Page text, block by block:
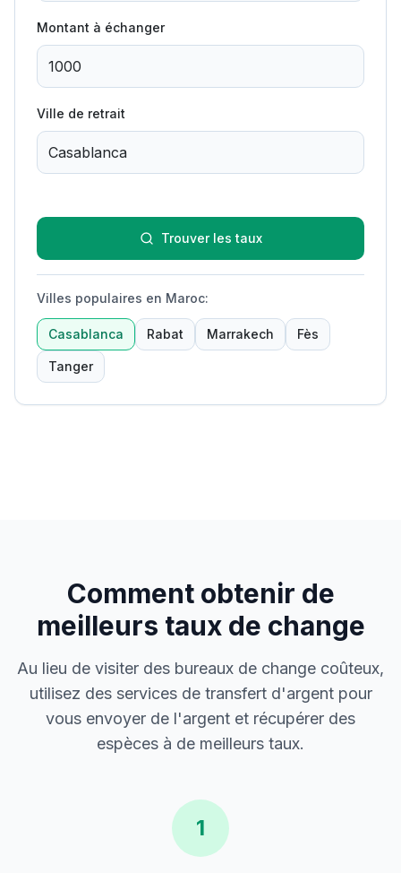
Montant à échanger
Ville de retrait
Trouver les taux
Villes populaires en Maroc:
Casablanca Rabat Marrakech Fès
Tanger
Comment obtenir de
meilleurs taux de change
Au lieu de visiter des bureaux de change coûteux,
utilisez des services de transfert d'argent pour
vous envoyer de l'argent et récupérer des
espèces à de meilleurs taux.
1